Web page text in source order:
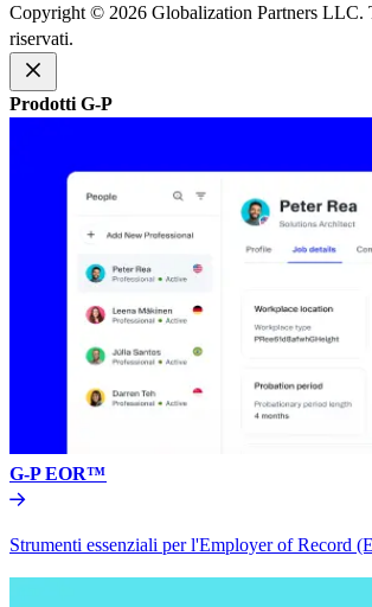
Copyright © 2026 Globalization Partners LLC.
riservati.​​
Prodotti G-P​​
G-P EOR™​​
Strumenti essenziali per l'Employer of Record